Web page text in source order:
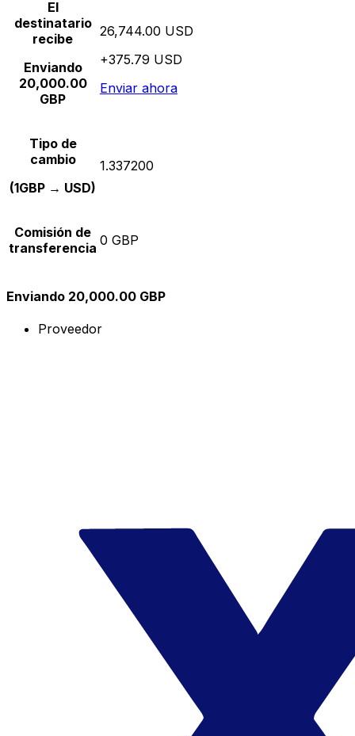
El
destinatario
recibe
Enviando
20,000.00
GBP
26,744.00 USD
+375.79 USD
Enviar ahora
Tipo de
cambio
(1GBP → USD)
1.337200
Comisión de
transferencia 0 GBP
Enviando 20,000.00 GBP
Proveedor